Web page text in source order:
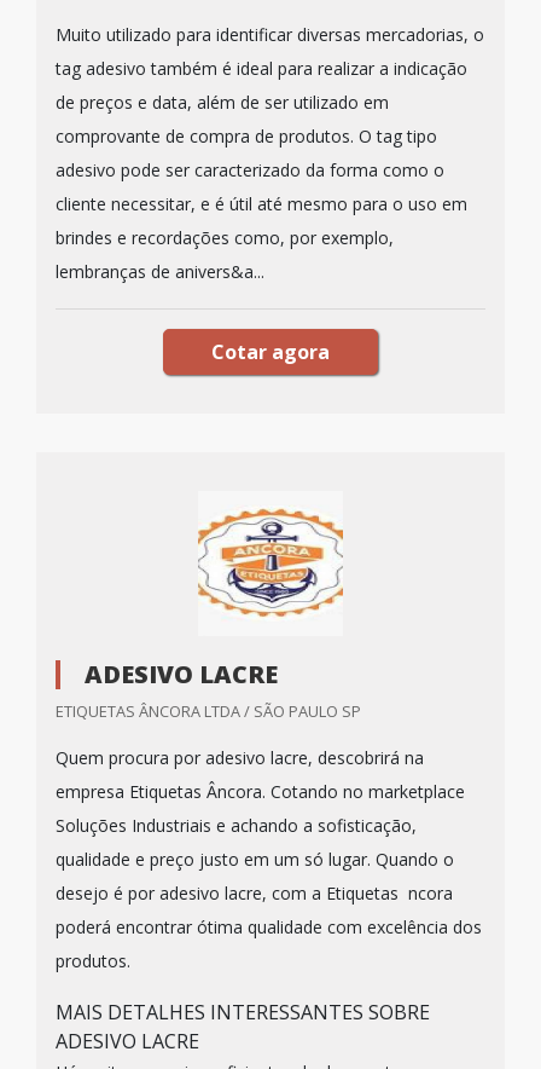
Muito utilizado para identificar diversas mercadorias, o
tag adesivo também é ideal para realizar a indicação
de preços e data, além de ser utilizado em
comprovante de compra de produtos. O tag tipo
adesivo pode ser caracterizado da forma como o
cliente necessitar, e é útil até mesmo para o uso em
brindes e recordações como, por exemplo,
lembranças de anivers&a...
Cotar agora
ADESIVO LACRE
ETIQUETAS ÂNCORA LTDA / SÃO PAULO SP
Quem procura por adesivo lacre, descobrirá na
empresa Etiquetas Âncora. Cotando no marketplace
Soluções Industriais e achando a sofisticação,
qualidade e preço justo em um só lugar. Quando o
desejo é por adesivo lacre, com a Etiquetas ncora
poderá encontrar ótima qualidade com excelência dos
produtos.
MAIS DETALHES INTERESSANTES SOBRE
ADESIVO LACRE